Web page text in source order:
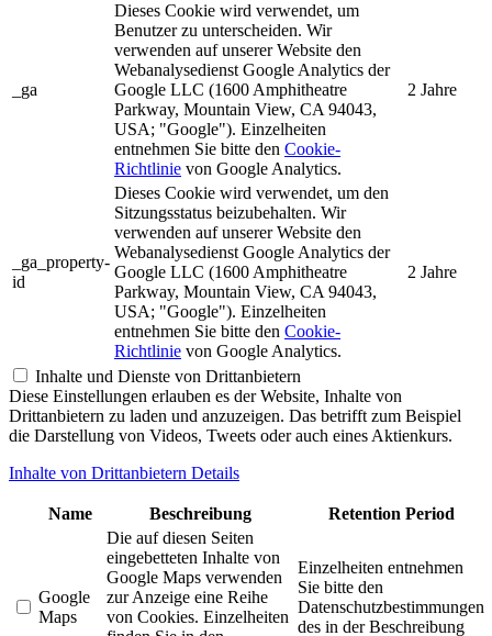
_ga
Dieses Cookie wird verwendet, um
Benutzer zu unterscheiden. Wir
verwenden auf unserer Website den
Webanalysedienst Google Analytics der
Google LLC (1600 Amphitheatre
Parkway, Mountain View, CA 94043,
USA; "Google"). Einzelheiten
entnehmen Sie bitte den Cookie-
Richtlinie von Google Analytics.
2 Jahre
_ga_property-
id
Dieses Cookie wird verwendet, um den
Sitzungsstatus beizubehalten. Wir
verwenden auf unserer Website den
Webanalysedienst Google Analytics der
Google LLC (1600 Amphitheatre
Parkway, Mountain View, CA 94043,
USA; "Google"). Einzelheiten
entnehmen Sie bitte den Cookie-
Richtlinie von Google Analytics.
2 Jahre
Inhalte und Dienste von Drittanbietern
Diese Einstellungen erlauben es der Website, Inhalte von
Drittanbietern zu laden und anzuzeigen. Das betrifft zum Beispiel
die Darstellung von Videos, Tweets oder auch eines Aktienkurs.
Inhalte von Drittanbietern Details
Name Beschreibung Retention Period
Google
Maps
Die auf diesen Seiten
eingebetteten Inhalte von
Google Maps verwenden
zur Anzeige eine Reihe
von Cookies. Einzelheiten
Einzelheiten entnehmen
Sie bitte den
Datenschutzbestimmungen
des in der Beschreibung